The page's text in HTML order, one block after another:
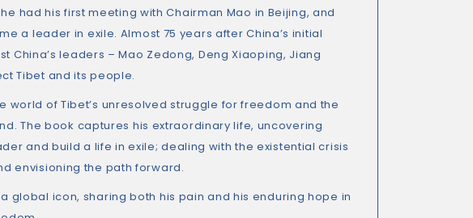
had his first meeting with Chairman Mao in Beijing, and
a leader in exile. Almost 75 years after China’s initial
China’s leaders – Mao Zedong, Deng Xiaoping, Jiang
Tibet and its people.
world of Tibet’s unresolved struggle for freedom and the
The book captures his extraordinary life, uncovering
and build a life in exile; dealing with the existential crisis
envisioning the path forward.
global icon, sharing both his pain and his enduring hope in